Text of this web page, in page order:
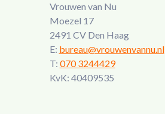
Vrouwen van Nu
Moezel 17
2491 CV Den Haag
E: bureau@vrouwenvannu.nl
T: 070 3244429
KvK: 40409535